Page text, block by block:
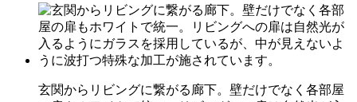
玄関からリビングに繋がる廊下。壁だけでなく各部屋